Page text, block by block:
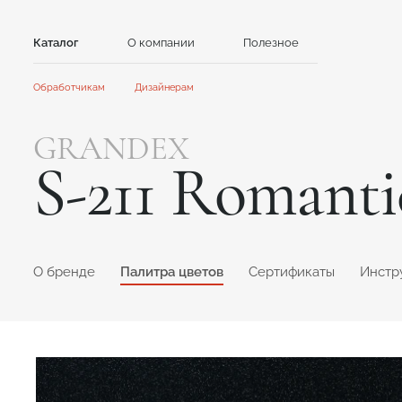
Каталог
Акриловый камень
GRANDEX
NEOMARM
Noblle Quartz
О компании Полезное
Обработчикам
Сотрудничество
Акции и новости
Инструкции
Каталоги и презентации
Дизайнерам
Сотрудничество
Новости
Контент для клиентов
GRANDEX
S-211
O бренде Палитра цветов Сертификаты